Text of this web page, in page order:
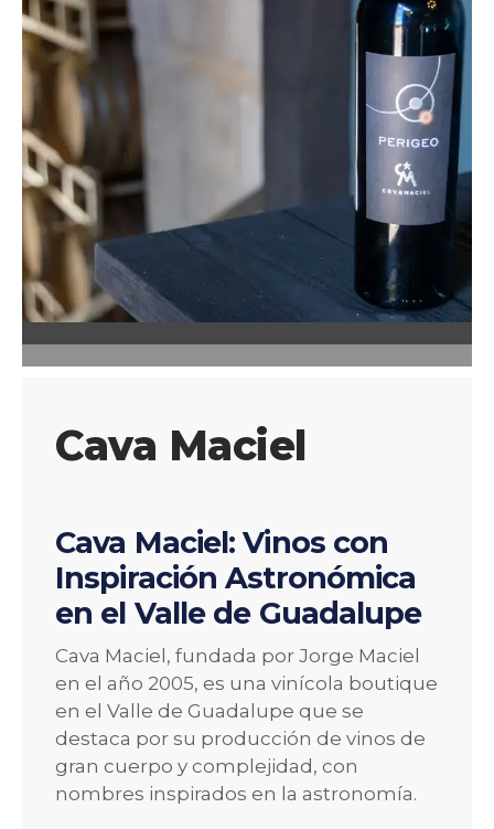
Cava Maciel
Cava Maciel: Vinos con
Inspiración Astronómica
en el Valle de Guadalupe
Cava Maciel, fundada por Jorge Maciel
en el año 2005, es una vinícola boutique
en el Valle de Guadalupe que se
destaca por su producción de vinos de
gran cuerpo y complejidad, con
nombres inspirados en la astronomía.